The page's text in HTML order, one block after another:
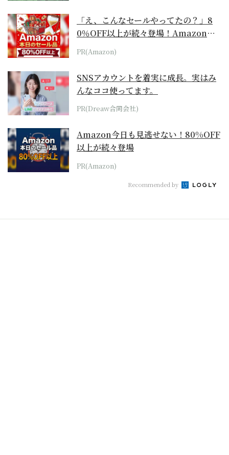
「え、こんなセールやってたの？」8
0％OFF以上が続々登場！Amazonの
本気が...
PR(Amazon)
SNSアカウントを着実に成長。実はみ
んなココ使ってます。
PR(Dreaw合同会社)
Amazon今日も見逃せない！80%OFF
以上が続々登場
PR(Amazon)
Recommended by